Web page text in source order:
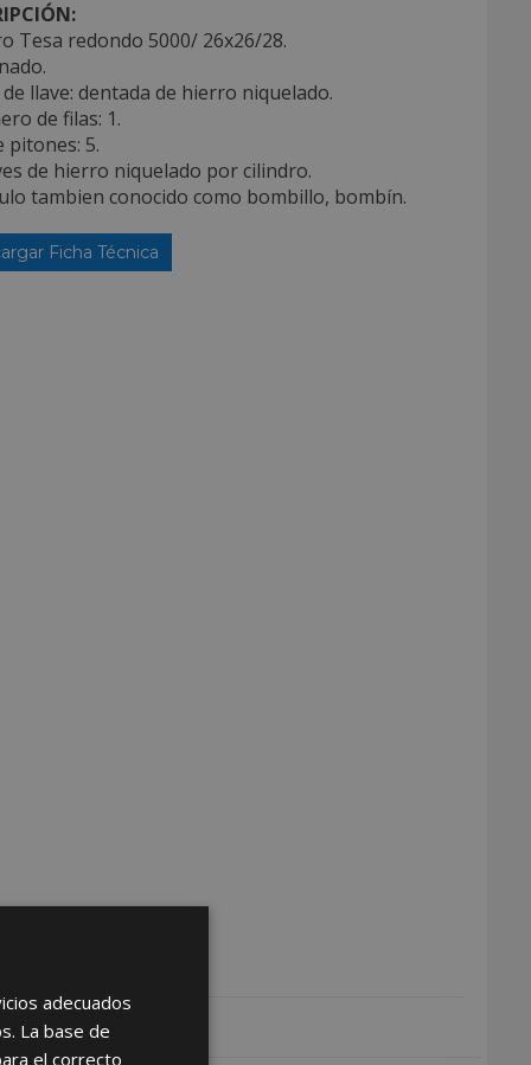
Tesa redondo 5000/ 26x26/28.
llave: dentada de hierro niquelado.
de filas: 1.
pitones: 5.
de hierro niquelado por cilindro.
tambien conocido como bombillo, bombín.
Ficha Técnica
adecuados
La base de
el correcto